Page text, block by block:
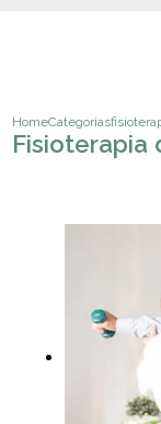
HomeCategorias
Fisioterapia